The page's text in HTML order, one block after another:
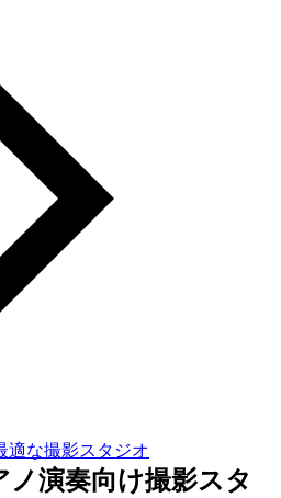
適な撮影スタジオ
ノ演奏向け撮影スタ